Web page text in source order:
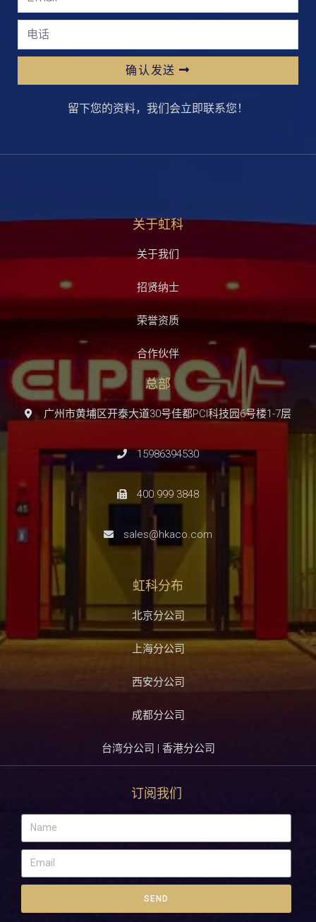
确认发送
留下您的资料，我们会立即联系您！
关于虹科
关于我们
招贤纳士
荣誉资质
合作伙伴
总部
广州市黄埔区开泰大道30号佳都PCI科技园6号楼1-7层
15986394530
400 999 3848
sales@hkaco.com
虹科分布
北京分公司
上海分公司
西安分公司
成都分公司
台湾分公司 | 香港分公司
订阅我们
SEND